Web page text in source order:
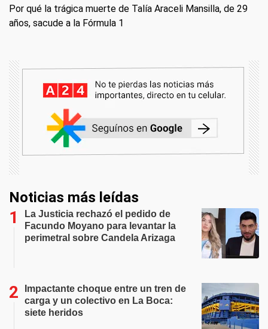
Por qué la trágica muerte de Talía Araceli Mansilla, de 29
años, sacude a la Fórmula 1
Noticias más leídas
La Justicia rechazó el pedido de
Facundo Moyano para levantar la
perimetral sobre Candela Arizaga
Impactante choque entre un tren de
carga y un colectivo en La Boca:
siete heridos